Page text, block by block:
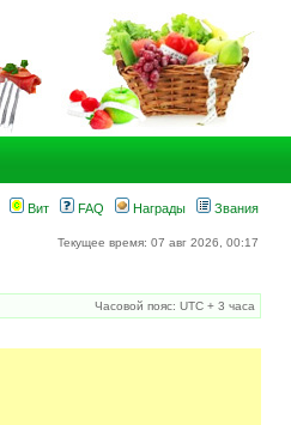
Вит FAQ Награды Звания
Текущее время: 07 авг 2026, 00:17
Часовой пояс: UTC + 3 часа